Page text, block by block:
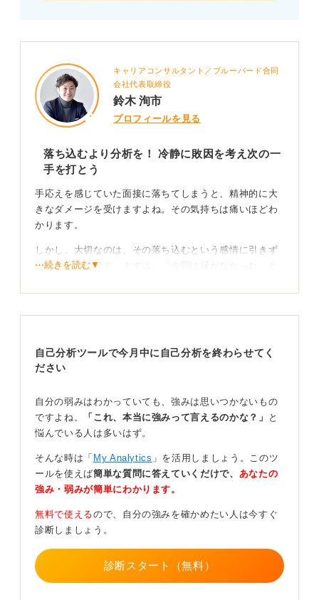
キャリアコンサルタント／ブルーバード合同
会社代表取締役
鈴木 洵市
プロフィールを見る
落ち込むより分析を！ 冷静に敗因を考え次の一
手を打とう
手応えを感じていた面接に落ちてしまうと、精神的に大
きなダメージを受けますよね。その気持ちは痛いほどわ
かります。
しかし、大切なのは、その落ち込むという感情に引きず
られないことです。まずは、「今回は縁がなかった」と
す。
析に時間を使いましょう。そうしないと、何の対策も打
てないまま、次の面接でも同じ失敗を繰り返してしまい
冷静に敗因を分析し、次の一手を考えることに気持ちを
向けましょう。
今の自分の自己分析を！ 転職者こそ見つめ直しが大
また、転職活動をしている人が意外と怠りがちなのが自
己分析です。新卒のときに一度やっているからと、その
⋯続きを読む▼
自己分析ツールで今月中に自己分析を終わらせてく
ださい
自分の弱みはわかっていても、強みは思いつかないもの
ですよね。
「これ、本当に強みって言えるのかな？」
と
悩んでいる人は多いはず。
そんな時は「 My Analytics 」を活用しましょう。このツ
ールを使えば簡単な質問に答えていくだけで、 あなたの
強み・弱みが簡単にわかります。
無料で使えるので、自分の強みを確かめたい人は今すぐ
診断しましょう。
診断スタート（無料）